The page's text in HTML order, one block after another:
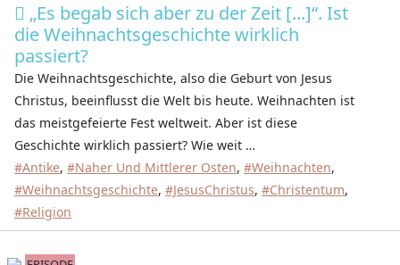
„Es begab sich aber zu der Zeit [...]“. Ist
die Weihnachtsgeschichte wirklich
passiert?
Die Weihnachtsgeschichte, also die Geburt von Jesus
Christus, beeinflusst die Welt bis heute. Weihnachten ist
das meistgefeierte Fest weltweit. Aber ist diese
Geschichte wirklich passiert? Wie weit …
#Antike, #Naher Und Mittlerer Osten, #Weihnachten,
#Weihnachtsgeschichte, #JesusChristus, #Christentum,
#Religion